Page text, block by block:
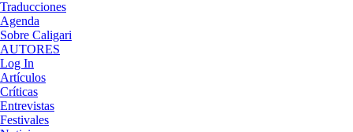
Traducciones
Agenda
Sobre Caligari
AUTORES
Log In
Artículos
Críticas
Entrevistas
Festivales